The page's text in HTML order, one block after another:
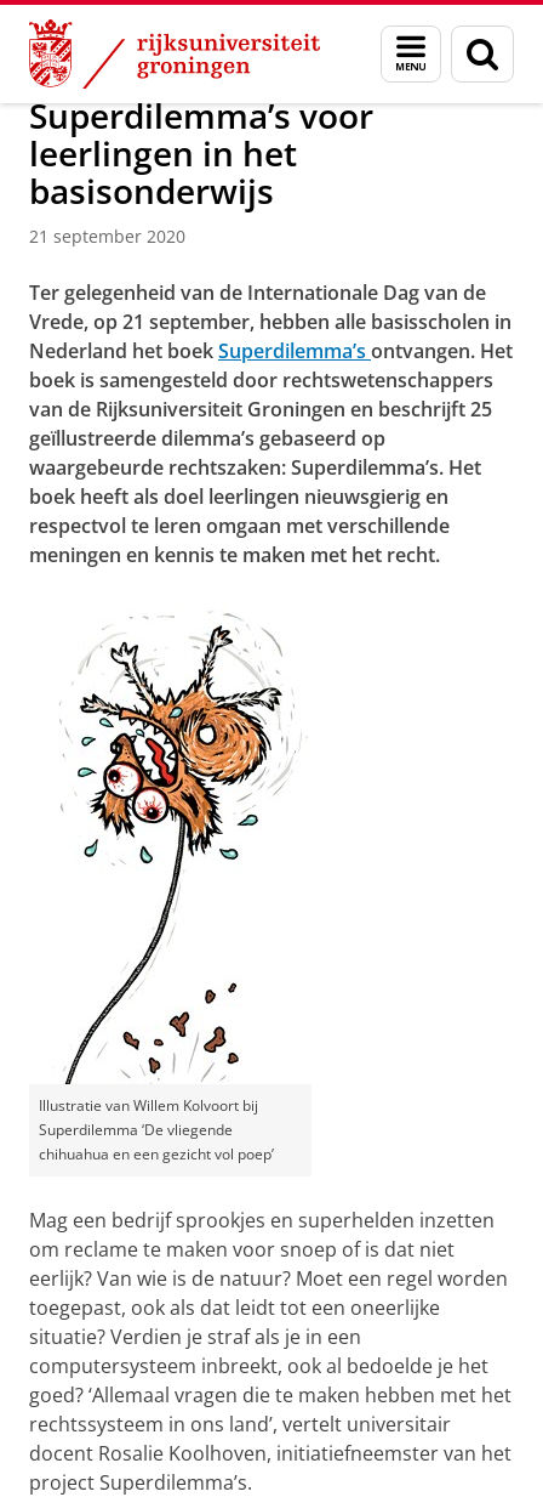
Skip
Content
Skip
Navigation
Menu
en
zoeken
Over ons Nieuwsarchief
Superdilemma’s voor
leerlingen in het
basisonderwijs
21 september 2020
Ter gelegenheid van de Internationale Dag van de
Vrede, op 21 september, hebben alle basisscholen in
Nederland het boekSuperdilemma’s ontvangen. Het
boek is samengesteld door rechtswetenschappers
van de Rijksuniversiteit Groningen en beschrijft 25
geïllustreerde dilemma’s gebaseerd op
waargebeurde rechtszaken: Superdilemma’s. Het
boek heeft als doel leerlingen nieuwsgierig en
respectvol te leren omgaan met verschillende
meningen en kennis te maken met het recht.
Illustratie van Willem Kolvoort bij
Superdilemma ‘De vliegende
chihuahua en een gezicht vol poep’
Mag een bedrijf sprookjes en superhelden inzetten
om reclame te maken voor snoep of is dat niet
eerlijk? Van wie is de natuur? Moet een regel worden
toegepast, ook als dat leidt tot een oneerlijke
situatie? Verdien je straf als je in een
computersysteem inbreekt, ook al bedoelde je het
goed? ‘Allemaal vragen die te maken hebben met het
rechtssysteem in ons land’, vertelt universitair
docent Rosalie Koolhoven, initiatiefneemster van het
project Superdilemma’s.